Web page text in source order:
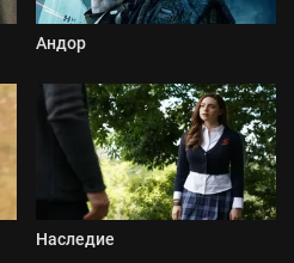
Андор
Наследие